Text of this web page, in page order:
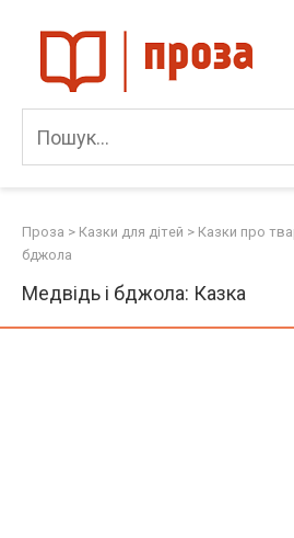
content
Проза > Казки для дітей > Казки про
бджола
Медвідь і бджола: Казка